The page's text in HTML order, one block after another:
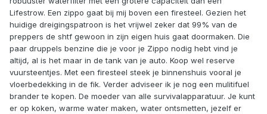
Lifestrow. Een zippo gaat bij mij boven een firesteel. Gezien het
huidige dreigingspatroon is het vrijwel zeker dat 99% van de
preppers de shtf gewoon in zijn eigen huis gaat doormaken. Die
paar druppels benzine die je voor je Zippo nodig hebt vind je
altijd, al is het maar in de tank van je auto. Koop wel reserve
vuursteentjes. Met een firesteel steek je binnenshuis vooral je
vloerbedekking in de fik. Verder adviseer ik je nog een mulitifuel
brander te kopen. De moeder van alle survivalapparatuur. Je kunt
er op koken, warme water maken, water ontsmetten, jezelf er